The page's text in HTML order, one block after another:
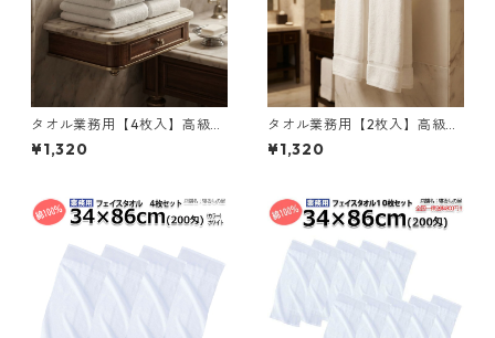
タオル業務用【4枚入】高級品
綿100% 34x34cm 150匁ハン
ドタオル ホワイト 白メール便
民泊／363434450
¥1,320
タオル業務用【2枚入】高級品
綿100% 34x86cm 400匁フェ
イスタオル ホワイト 白メール
宿 民泊／363486420
¥1,320